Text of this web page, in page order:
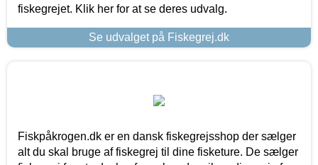
fiskegrejet. Klik her for at se deres udvalg.
Se udvalget på Fiskegrej.dk
Fiskpåkrogen.dk er en dansk fiskegrejsshop der sælger
alt du skal bruge af fiskegrej til dine fisketure. De sælger